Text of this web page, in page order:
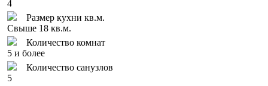
4
Размер кухни кв.м.
Свыше 18 кв.м.
Количество комнат
5 и более
Количество санузлов
5